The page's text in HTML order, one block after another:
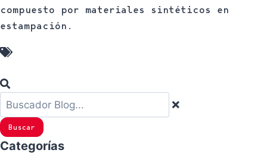
compuesto por materiales sintéticos en
estampación.
Buscar
Categorías